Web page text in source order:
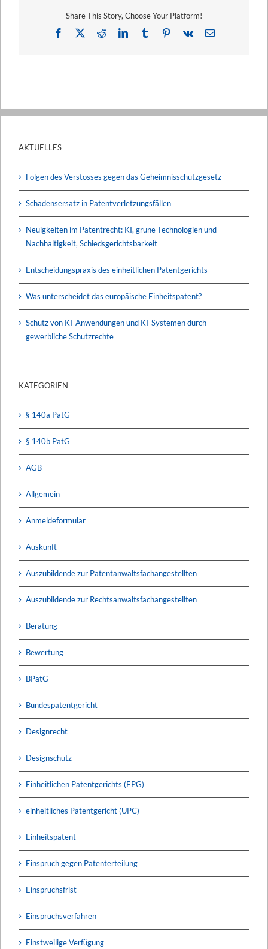
Share This Story, Choose Your Platform!
Facebook
X RedditLinkedInTumblrPinterest
Vk
E-
AKTUELLES
Folgen des Verstosses gegen das Geheimnisschutzgesetz
Schadensersatz in Patentverletzungsfällen
Neuigkeiten im Patentrecht: KI, grüne Technologien und
Nachhaltigkeit, Schiedsgerichtsbarkeit
Entscheidungspraxis des einheitlichen Patentgerichts
Was unterscheidet das europäische Einheitspatent?
Schutz von KI-Anwendungen und KI-Systemen durch
gewerbliche Schutzrechte
KATEGORIEN
§ 140a PatG
§ 140b PatG
AGB
Allgemein
Anmeldeformular
Auskunft
Auszubildende zur Patentanwaltsfachangestellten
Auszubildende zur Rechtsanwaltsfachangestellten
Beratung
Bewertung
BPatG
Bundespatentgericht
Designrecht
Designschutz
Einheitlichen Patentgerichts (EPG)
einheitliches Patentgericht (UPC)
Einheitspatent
Einspruch gegen Patenterteilung
Einspruchsfrist
Einspruchsverfahren
Einstweilige Verfügung